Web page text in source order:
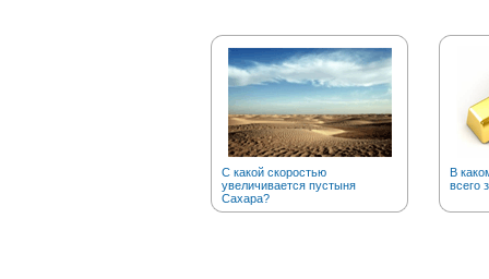
С какой скоростью
увеличивается пустыня
Сахара?
В
всего